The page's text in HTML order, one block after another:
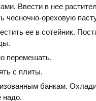
Ввести в нее
чесночно-ореховую
ее в сотейник.
перемешать.
с плиты.
банкам.
надо.